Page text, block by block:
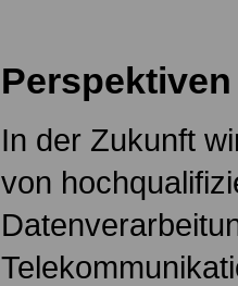
Perspektiven
In der Zukunft
von